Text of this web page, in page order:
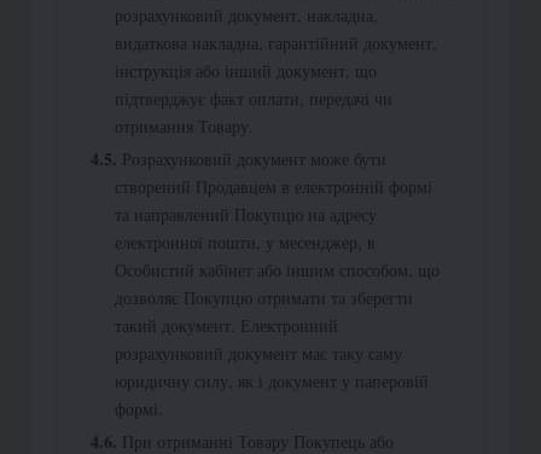
розрахунковий документ, накладна,
видаткова накладна, гарантійний документ,
інструкція або інший документ, що
підтверджує факт оплати, передачі чи
отримання Товару.
Розрахунковий документ може бути
створений Продавцем в електронній формі
та направлений Покупцю на адресу
електронної пошти, у месенджер, в
Особистий кабінет або іншим способом, що
дозволяє Покупцю отримати та зберегти
такий документ. Електронний
розрахунковий документ має таку саму
юридичну силу, як і документ у паперовій
формі.
При отриманні Товару Покупець або